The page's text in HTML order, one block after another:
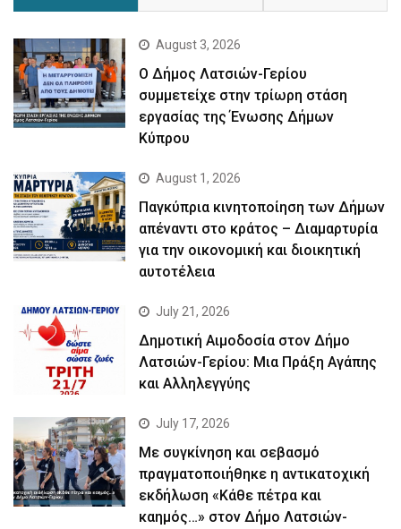
August 3, 2026
Ο Δήμος Λατσιών-Γερίου
συμμετείχε στην τρίωρη στάση
εργασίας της Ένωσης Δήμων
Κύπρου
August 1, 2026
Παγκύπρια κινητοποίηση των Δήμων
απέναντι στο κράτος – Διαμαρτυρία
για την οικονομική και διοικητική
αυτοτέλεια
July 21, 2026
Δημοτική Αιμοδοσία στον Δήμο
Λατσιών-Γερίου: Μια Πράξη Αγάπης
και Αλληλεγγύης
July 17, 2026
Με συγκίνηση και σεβασμό
πραγματοποιήθηκε η αντικατοχική
εκδήλωση «Κάθε πέτρα και
καημός…» στον Δήμο Λατσιών-